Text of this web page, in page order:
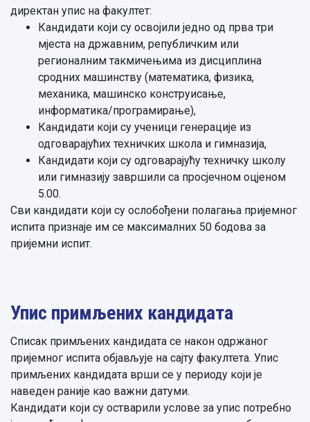
директан упис на факултет:
Кандидати који су освојили једно од прва три
мјеста на државним, републичким или
регионалним такмичењима из дисциплина
сродних машинству (математика, физика,
механика, машинско конструисање,
информатика/програмирање),
Кандидати који су ученици генерације из
одговарајућих техничких школа и гимназија,
Кандидати који су одговарајућу техничку школу
или гимназију завршили са просјечном оцјеном
5.00.
Сви кандидати који су ослобођени полагања пријемног
испита признаје им се максималних 50 бодова за
пријемни испит.
Упис примљених кандидата
Списак примљених кандидата се након одржаног
пријемног испита објављује на сајту факултета. Упис
примљених кандидата врши се у периоду који је
наведен раније као важни датуми.
Кандидати који су остварили услове за упис потребно